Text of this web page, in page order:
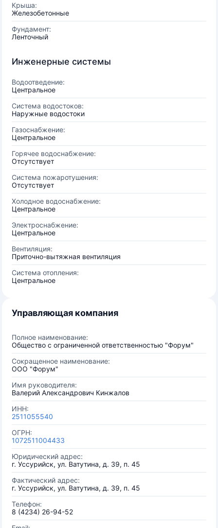
Крыша:
Железобетонные
Фундамент:
Ленточный
Инженерные системы
Водоотведение:
Центральное
Система водостоков:
Наружные водостоки
Газоснабжение:
Центральное
Горячее водоснабжение:
Отсутствует
Система пожаротушения:
Отсутствует
Холодное водоснабжение:
Центральное
Электроснабжение:
Центральное
Вентиляция:
Приточно-вытяжная вентиляция
Система отопления:
Центральное
Управляющая компания
Полное наименование:
Общество с ограниченной ответственностью "Форум"
Сокращенное наименование:
ООО "Форум"
Имя руководителя:
Валерий Александрович Кинжалов
ИНН:
2511055540
ОГРН:
1072511004433
Юридический адрес:
г. Уссурийск, ул. Ватутина, д. 39, п. 45
Фактический адрес:
г. Уссурийск, ул. Ватутина, д. 39, п. 45
Телефон:
8 (4234) 26-94-52